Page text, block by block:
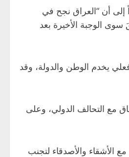
إلى أن “العراق نجح في
خروقات أمنية، ولم يتبقَ سوى الوجبة الأخيرة بعد
يخدم الوطن والدولة، وقد
مع التحالف الدولي، وعلى
الأشقاء والأصدقاء لتجنب